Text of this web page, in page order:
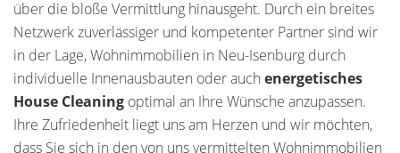
über die bloße Vermittlung hinausgeht. Durch ein breites
Netzwerk zuverlässiger und kompetenter Partner sind wir
in der Lage, Wohnimmobilien in Neu-Isenburg durch
individuelle Innenausbauten oder auch energetisches
House Cleaning optimal an Ihre Wünsche anzupassen.
Ihre Zufriedenheit liegt uns am Herzen und wir möchten,
dass Sie sich in den von uns vermittelten Wohnimmobilien